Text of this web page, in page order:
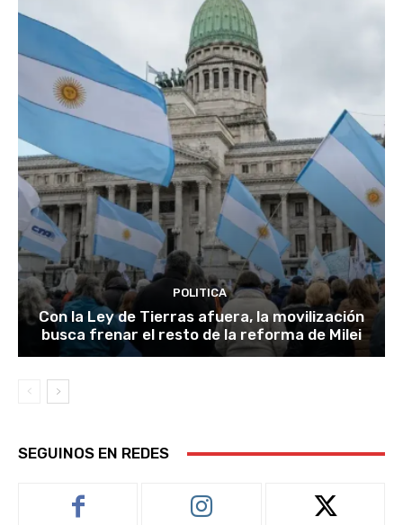
POLITICA
Con la Ley de Tierras afuera, la movilización
busca frenar el resto de la reforma de Milei
SEGUINOS EN REDES